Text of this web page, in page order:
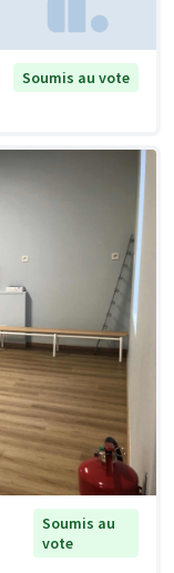
Soumis au vote
Soumis au
vote